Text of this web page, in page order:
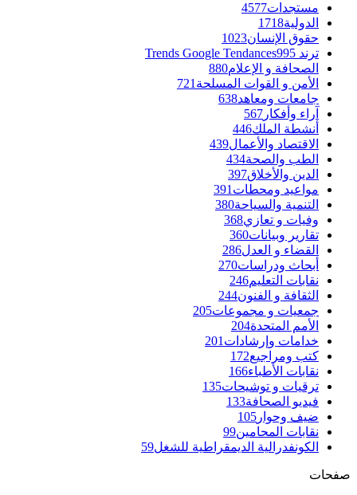
مستجدات4577
الدولية1718
حقوق الإنسان1023
ترند Trends Google Tendances 995
الصحافة و الإعلام880
الأمن و القوات المسلحة 721
جامعات ومعاهد638
آراء وأفكار 567
أنشطة الملك446
الاقتصاد والأعمال439
الطب والصحة434
الدين والأخلاق397
مواعيد ومحطات 391
التنمية والسياحة380
وفيات و تعازي368
تقارير وبيانات360
القضاء و العدل286
أبحاث ودراسات270
نقابات التعليم246
الثقافة و الفنون244
جمعيات و مجموعات205
الأمم المتحدة204
خدامات وإرشادات 201
كتب ومراجيع172
نقابات الأطباء166
ترقيات و توشيحات135
فيديو الصحافة133
ضيف وحوار 105
نقابات المحامين99
الكونفدرالية الديمقراطية للشغل59
صفحات